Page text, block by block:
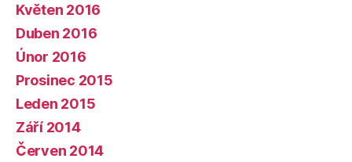
Květen 2016
Duben 2016
Únor 2016
Prosinec 2015
Leden 2015
Září 2014
Červen 2014